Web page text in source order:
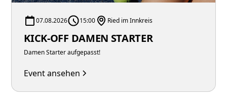
07.08.2026 15:00 Ried im Innkreis
KICK-OFF DAMEN STARTER
Damen Starter aufgepasst!
Event ansehen